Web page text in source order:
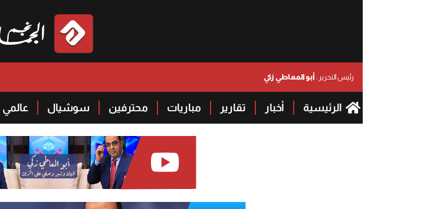
رئيس التحرير :أبو المعاطي زكي
الرئيسية أخبار تقارير مباريات محترفين سوشيال عالمي